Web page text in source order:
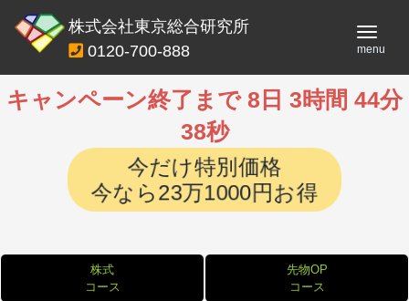
menu
株式会社東京総合研究所
0120-700-888
キャンペーン終了まで 8日 3時間 44分
37秒
今だけ特別価格
今なら23万1000円お得
株式
コース
先物OP
コース